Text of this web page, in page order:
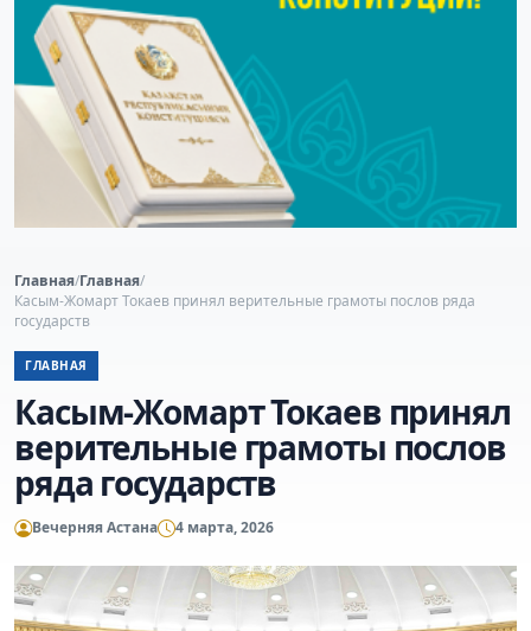
Главная/Главная/
Касым-Жомарт Токаев принял верительные грамоты послов ряда
государств
ГЛАВНАЯ
Касым-Жомарт Токаев принял
верительные грамоты послов
ряда государств
Вечерняя Астана 4 марта, 2026